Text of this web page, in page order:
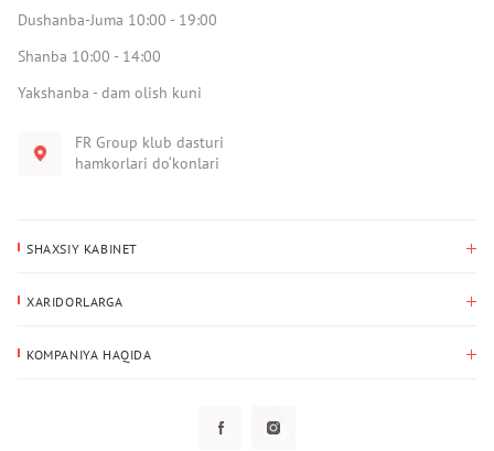
Dushanba-Juma 10:00 - 19:00
Shanba 10:00 - 14:00
Yakshanba - dam olish kuni
FR Group klub dasturi
hamkorlari do‘konlari
SHAXSIY KABINET
Yetkazib berish manzili
XARIDORLARGA
KOMPANIYA HAQIDA